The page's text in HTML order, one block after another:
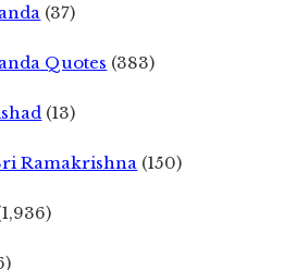
(37)
Quotes (383)
(13)
Ramakrishna (150)